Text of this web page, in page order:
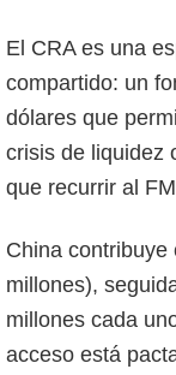
El CRA es una
compartido: un
dólares que
crisis de liquidez
que recurrir al
China contribuye
millones),
millones cada
acceso está